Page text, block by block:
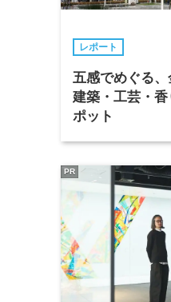
レポート
五感でめぐる、
建築・工芸・
ポット
PR